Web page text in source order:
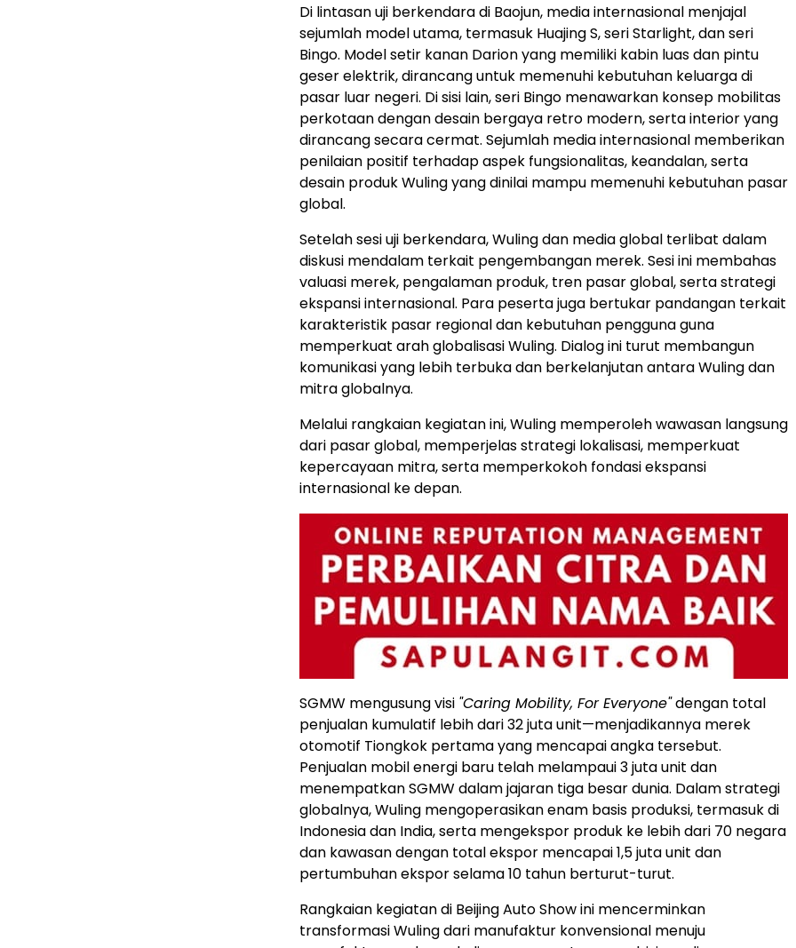
Di lintasan uji berkendara di Baojun, media internasional menjajal
sejumlah model utama, termasuk Huajing S, seri Starlight, dan seri
Bingo. Model setir kanan Darion yang memiliki kabin luas dan pintu
geser elektrik, dirancang untuk memenuhi kebutuhan keluarga di
pasar luar negeri. Di sisi lain, seri Bingo menawarkan konsep mobilitas
perkotaan dengan desain bergaya retro modern, serta interior yang
dirancang secara cermat. Sejumlah media internasional memberikan
penilaian positif terhadap aspek fungsionalitas, keandalan, serta
desain produk Wuling yang dinilai mampu memenuhi kebutuhan pasar
global.
Setelah sesi uji berkendara, Wuling dan media global terlibat dalam
diskusi mendalam terkait pengembangan merek. Sesi ini membahas
valuasi merek, pengalaman produk, tren pasar global, serta strategi
ekspansi internasional. Para peserta juga bertukar pandangan terkait
karakteristik pasar regional dan kebutuhan pengguna guna
memperkuat arah globalisasi Wuling. Dialog ini turut membangun
komunikasi yang lebih terbuka dan berkelanjutan antara Wuling dan
mitra globalnya.
Melalui rangkaian kegiatan ini, Wuling memperoleh wawasan langsung
dari pasar global, memperjelas strategi lokalisasi, memperkuat
kepercayaan mitra, serta memperkokoh fondasi ekspansi
internasional ke depan.
SGMW mengusung visi "Caring Mobility, For Everyone"dengan total
penjualan kumulatif lebih dari 32 juta unit—menjadikannya merek
otomotif Tiongkok pertama yang mencapai angka tersebut.
Penjualan mobil energi baru telah melampaui 3 juta unit dan
menempatkan SGMW dalam jajaran tiga besar dunia. Dalam strategi
globalnya, Wuling mengoperasikan enam basis produksi, termasuk di
Indonesia dan India, serta mengekspor produk ke lebih dari 70 negara
dan kawasan dengan total ekspor mencapai 1,5 juta unit dan
pertumbuhan ekspor selama 10 tahun berturut-turut.
Rangkaian kegiatan di Beijing Auto Show ini mencerminkan
transformasi Wuling dari manufaktur konvensional menuju